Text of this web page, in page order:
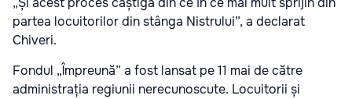
partea locuitorilor din stânga Nistrului”, a declarat
Chiveri.
Fondul „Împreună” a fost lansat pe 11 mai de către
administrația regiunii nerecunoscute. Locuitorii și